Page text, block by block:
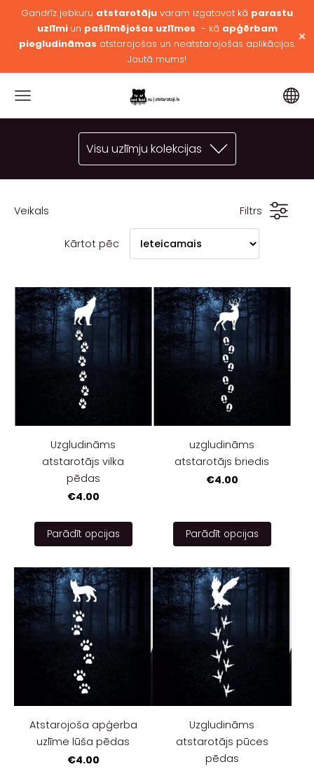
Gandrīz jebkuru atstarotāju varam izgatavot kā parastu
uzlīmi un pašlīmējošas uzlīmes - kā apģērbam
piegludināmas atstarojošas un neatstarojošas aplikācijas.
Jautā mums!
×
Visu uzlīmju kolekcijas
Veikals Filtrs
Kārtot pēc
Uzgludināms
atstarotājs vilka
pēdas
€4.00
Parādīt opcijas
uzgludināms
atstarotājs briedis
€4.00
Parādīt opcijas
Atstarojoša apģerba
uzlīme lūša pēdas
€4.00
Uzgludināms
atstarotājs pūces
pēdas